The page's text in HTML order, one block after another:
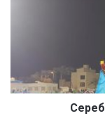
у
н
а